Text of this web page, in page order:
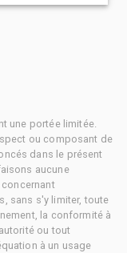
une portée limitée.
ou composant de
dans le présent
aucune
sans s'y limiter, toute
la conformité à
ou tout
à un usage